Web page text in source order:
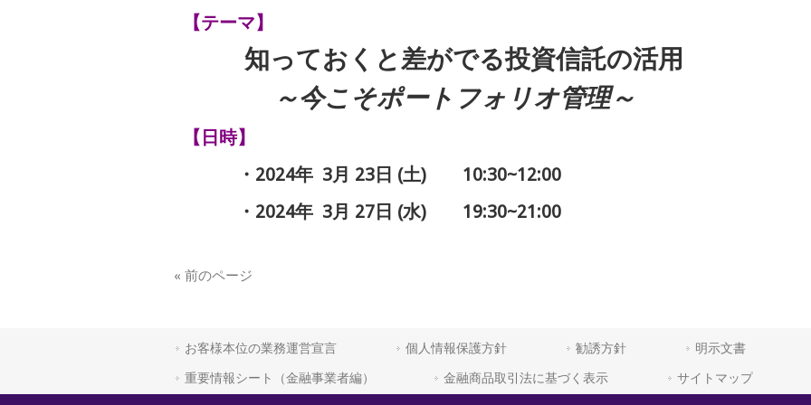
【テーマ】
知っておくと差がでる投資信託の活用
～今こそポートフォリオ管理～
【日時】
・2024年 3月 23日 (土) 10:30~12:00
・2024年 3月 27日 (水) 19:30~21:00
« 前のページ
お客様本位の業務運営宣言 個人情報保護方針 勧誘方針 明示文書
重要情報シート（金融事業者編） 金融商品取引法に基づく表示 サイトマップ